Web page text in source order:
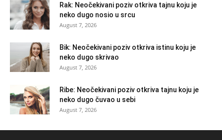
Rak: Neočekivani poziv otkriva tajnu koju je
neko dugo nosio u srcu
August 7, 2026
Bik: Neočekivani poziv otkriva istinu koju je
neko dugo skrivao
August 7, 2026
Ribe: Neočekivani poziv otkriva tajnu koju je
neko dugo čuvao u sebi
August 7, 2026